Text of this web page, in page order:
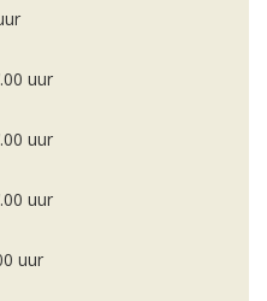
uur
uur
uur
uur